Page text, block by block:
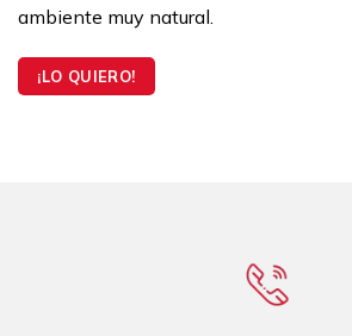
ambiente muy natural.
¡LO QUIERO!